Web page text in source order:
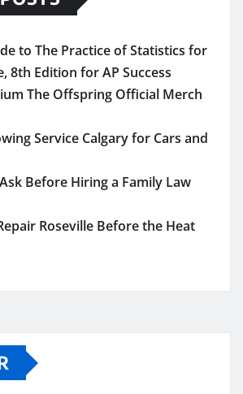
to The Practice of Statistics for
8th Edition for AP Success
The Offspring Official Merch
Service Calgary for Cars and
Before Hiring a Family Law
Roseville Before the Heat